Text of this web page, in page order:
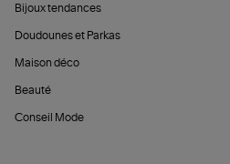
Bijoux tendances
Doudounes et Parkas
Maison déco
Beauté
Conseil Mode